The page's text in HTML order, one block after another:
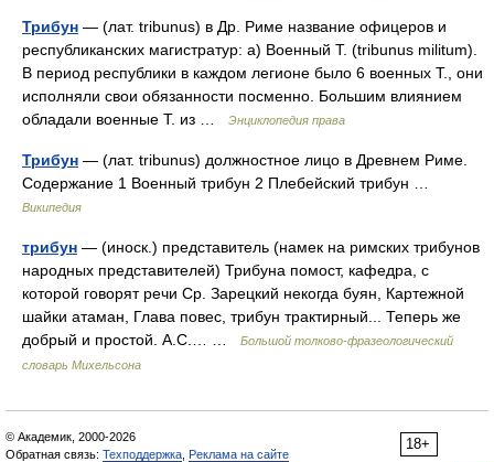
Трибун — (лат. tribunus) в Др. Риме название офицеров и
республиканских магистратур: а) Военный Т. (tribunus militum).
В период республики в каждом легионе было 6 военных Т., они
исполняли свои обязанности посменно. Большим влиянием
обладали военные Т. из …
Энциклопедия права
Трибун — (лат. tribunus) должностное лицо в Древнем Риме.
Содержание 1 Военный трибун 2 Плебейский трибун …
Википедия
трибун — (иноск.) представитель (намек на римских трибунов
народных представителей) Трибуна помост, кафедра, с
которой говорят речи Ср. Зарецкий некогда буян, Картежной
шайки атаман, Глава повес, трибун трактирный... Теперь же
добрый и простой. А.С.… …
Большой толково-фразеологический
словарь Михельсона
18+
© Академик, 2000-2026
Обратная связь: Техподдержка Реклама на сайте